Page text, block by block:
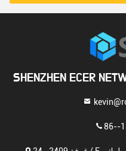
SHENZHEN ECER
86--